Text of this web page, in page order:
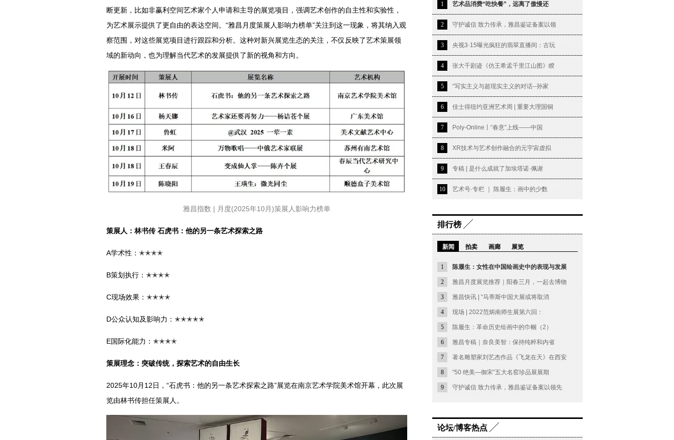
断更新，比如非赢利空间艺术家个人申请和主导的展览项目，强调艺术创作的自主性和实验性，
为艺术展示提供了更自由的表达空间。“雅昌月度策展人影响力榜单”关注到这一现象，将其纳入观
察范围，对这些展览项目进行跟踪和分析。这种对新兴展览生态的关注，不仅反映了艺术策展领
域的新动向，也为理解当代艺术的发展提供了新的视角和方向。
雅昌指数 | 月度(2025年10月)策展人影响力榜单
策展人：林书传 石虎书：他的另一条艺术探索之路
A学术性：✭✭✭✭
B策划执行：✭✭✭✭
C现场效果：✭✭✭✭
D公众认知及影响力：✭✭✭✭✭
E国际化能力：✭✭✭✭
策展理念：突破传统，探索艺术的自由生长
2025年10月12日，“石虎书：他的另一条艺术探索之路”展览在南京艺术学院美术馆开幕，此次展
览由林书传担任策展人。
1 艺术品消费“吃快餐”，远离了傲慢还
2 守护诚信 致力传承，雅昌鉴证备案以领
3 央视3·15曝光疯狂的翡翠直播间：古玩
4 张大千剧迹《仿王希孟千里江山图》睽
5 “写实主义与超现实主义的对话--孙家
6 佳士得纽约亚洲艺术周 | 重要大理国铜
7 Poly-Online丨“春意”上线——中国
8 XR技术与艺术创作融合的元宇宙虚拟
9 专稿 | 是什么成就了加埃塔诺·佩谢
10 艺术号·专栏 ｜ 陈履生：画中的少数
排行榜
新闻 拍卖 画廊 展览
1 陈履生：女性在中国绘画史中的表现与发展
2 雅昌月度展览推荐｜阳春三月，一起去博物
3 雅昌快讯 | “马蒂斯中国大展或将取消
4 现场 | 2022范炳南师生展第六回：
5 陈履生：革命历史绘画中的巾帼（2）
6 雅昌专稿｜奈良美智：保持纯粹和内省
7 著名雕塑家刘艺杰作品《飞龙在天》在西安
8 “50 绝美—御宋”五大名窑珍品展展期
9 守护诚信 致力传承，雅昌鉴证备案以领先
论坛/博客热点